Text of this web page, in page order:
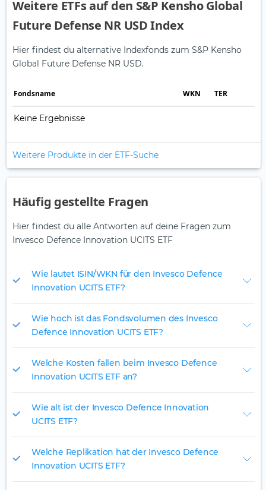
Weitere ETFs auf den S&P Kensho Global
Future Defense NR USD Index
Hier findest du alternative Indexfonds zum S&P Kensho
Global Future Defense NR USD.
Fonds­name WKN TER
Keine Ergebnisse
Weitere Produkte in der ETF-Suche
Häufig gestellte Fragen
Hier findest du alle Antworten auf deine Fragen zum
Invesco Defence Innovation UCITS ETF
Wie lautet ISIN/WKN für den Invesco Defence
Innovation UCITS ETF?
Wie hoch ist das Fondsvolumen des Invesco
Defence Innovation UCITS ETF?
Welche Kosten fallen beim Invesco Defence
Innovation UCITS ETF an?
Wie alt ist der Invesco Defence Innovation
UCITS ETF?
Welche Replikation hat der Invesco Defence
Innovation UCITS ETF?